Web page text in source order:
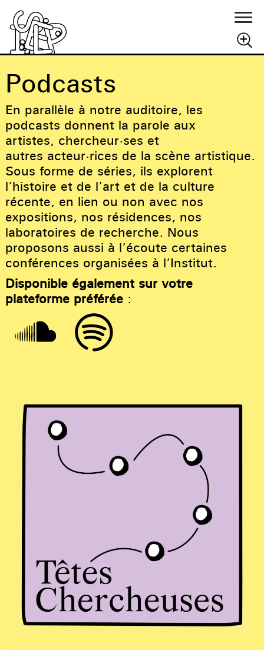
RECHERCHER
Podcasts
En parallèle à notre auditoire, les
podcasts donnent la parole aux
artistes, chercheur·ses et
autres acteur·rices de la scène artistique.
Sous forme de séries, ils explorent
l’histoire et de l’art et de la culture
récente, en lien ou non avec nos
expositions, nos résidences, nos
laboratoires de recherche. Nous
proposons aussi à l’écoute certaines
conférences organisées à l’Institut.
Disponible également sur votre
plateforme préférée: